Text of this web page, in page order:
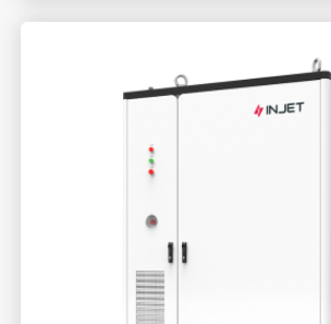
၎င်းတွင် constant power၊ constant current နှင့်
ကဲ့သို့သော ထိန်းချုပ်မှုလုပ်ဆောင်ချက်အမျိုးမျိုးရှိပ
grid mode ဖြင့် လည်ပတ်နိုင်သည်။ ၎င်းကို ဓာတ်
ကျယ်ပြန့်ပြန့်အသုံးပြုကြသည်။